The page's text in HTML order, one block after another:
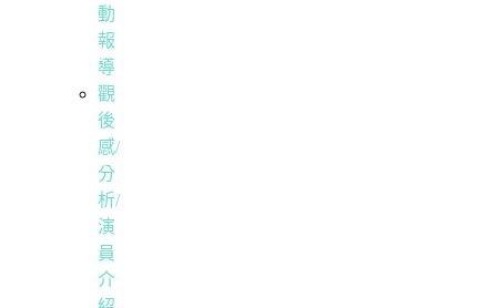
動
報
導
觀
後
感/
分
析/
演
員
介